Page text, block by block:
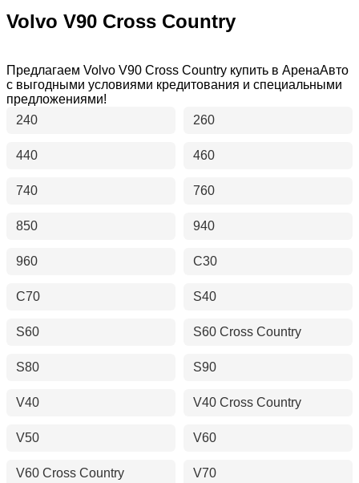
Volvo V90 Cross Country
Предлагаем Volvo V90 Cross Country купить в АренаАвто
с выгодными условиями кредитования и специальными
предложениями!
240
260
440 460
740 760
850 940
960 C30
C70 S40
S60 S60 Cross Country
S80 S90
V40 V40 Cross Country
V50 V60
V60 Cross Country V70